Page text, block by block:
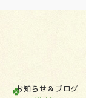
お知らせ＆ブログ